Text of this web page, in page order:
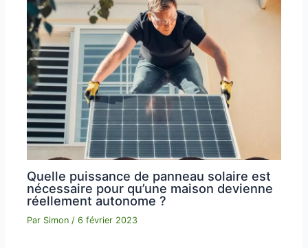
Quelle puissance de panneau solaire est
nécessaire pour qu’une maison devienne
réellement autonome ?
Par Simon /6 février 2023